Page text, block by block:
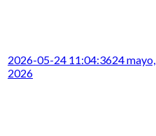
2026-05-24 11:04:3624 mayo,
2026